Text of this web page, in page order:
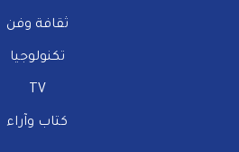
ثقافة وفن
تكنولوجيا
TV
كتاب وآراء